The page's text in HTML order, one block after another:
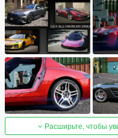
Расширьте, чтобы